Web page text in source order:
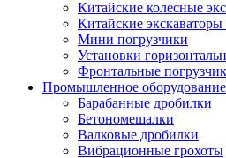
Китайские колесные
Китайские экскаваторы
Мини погрузчики
Установки
Фронтальные
Промышленное
Барабанные дробилки
Бетономешалки
Валковые дробилки
Вибрационные грохоты